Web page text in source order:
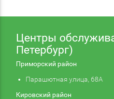
Центры
Петербург)
Приморский район
Парашютная улица, 68А
Кировский район